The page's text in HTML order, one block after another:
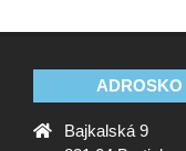
Bajkalská 9